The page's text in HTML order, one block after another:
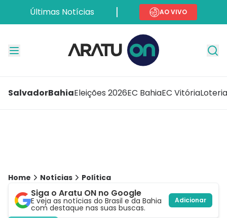
Últimas Notícias AO VIVO
SalvadorBahiaEleições 2026EC BahiaEC Vitória
Home Notícias Política
Siga o Aratu ON no Google
E veja as notícias do Brasil e da Bahia
com destaque nas suas buscas.
Adicionar